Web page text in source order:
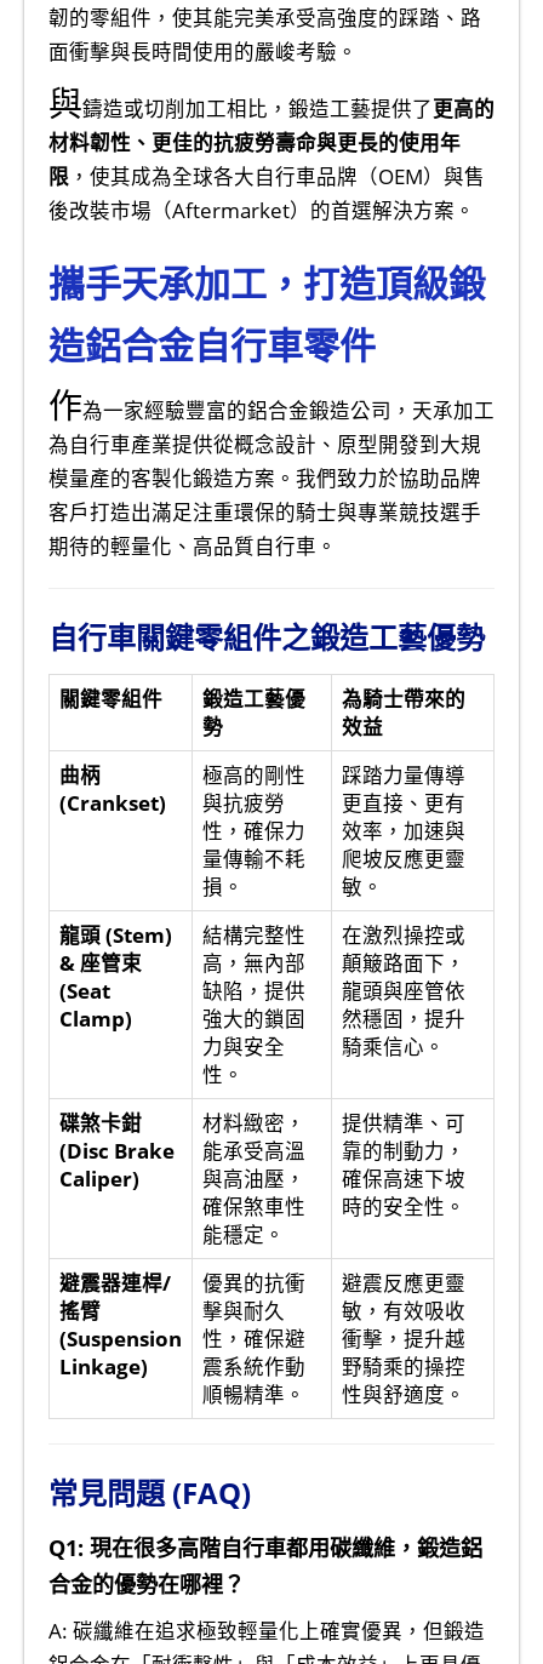
韌的零組件，使其能完美承受高強度的踩踏、路
面衝擊與長時間使用的嚴峻考驗。
與鑄造或切削加工相比，鍛造工藝提供了更高的
材料韌性、更佳的抗疲勞壽命與更長的使用年
限 ，使其成為全球各大自行車品牌（OEM）與售
後改裝市場（Aftermarket）的首選解決方案。
攜手天承加工，打造頂級鍛
造鋁合金自行車零件
作為一家經驗豐富的鋁合金鍛造公司，天承加工
為自行車產業提供從概念設計、原型開發到大規
模量產的客製化鍛造方案。我們致力於協助品牌
客戶打造出滿足注重環保的騎士與專業競技選手
期待的輕量化、高品質自行車。
自行車關鍵零組件之鍛造工藝優勢
關鍵零組件
鍛造工藝優
勢
為騎士帶來的
效益
曲柄
(Crankset)
極高的剛性
與抗疲勞
性，確保力
量傳輸不耗
損。
踩踏力量傳導
更直接、更有
效率，加速與
爬坡反應更靈
敏。
龍頭 (Stem)
& 座管束
(Seat
Clamp)
結構完整性
高，無內部
缺陷，提供
強大的鎖固
力與安全
性。
在激烈操控或
顛簸路面下，
龍頭與座管依
然穩固，提升
騎乘信心。
碟煞卡鉗
(Disc Brake
Caliper)
材料緻密，
能承受高溫
與高油壓，
確保煞車性
能穩定。
提供精準、可
靠的制動力，
確保高速下坡
時的安全性。
避震器連桿/
搖臂
(Suspension
Linkage)
優異的抗衝
擊與耐久
性，確保避
震系統作動
順暢精準。
避震反應更靈
敏，有效吸收
衝擊，提升越
野騎乘的操控
性與舒適度。
常見問題 (FAQ)
Q1: 現在很多高階自行車都用碳纖維，鍛造鋁
合金的優勢在哪裡？
A: 碳纖維在追求極致輕量化上確實優異，但鍛造